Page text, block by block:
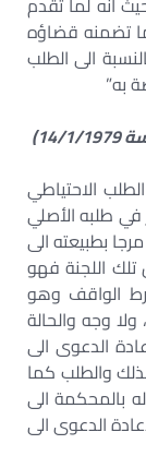
تضمنه قضاؤه
الى الطلب
به”
الاحتياطي
في طلبه الأصلي
بطبيعته الى
اللجنة فهو
الواقف وهو
وجه والحالة
الدعوى الى
والطلب كما
الى
الدعوى الى